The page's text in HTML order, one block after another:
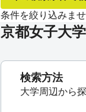
条件を絞り込みま
京都女子大
検索方法
大学周辺から